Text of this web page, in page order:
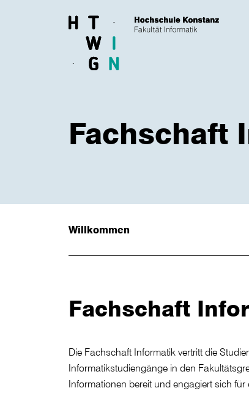
Fachschaft
Willkommen
Fachschaft
Die Fachschaft Informatik vertritt die
Informatikstudiengänge in den
Informationen bereit und engagiert sich für